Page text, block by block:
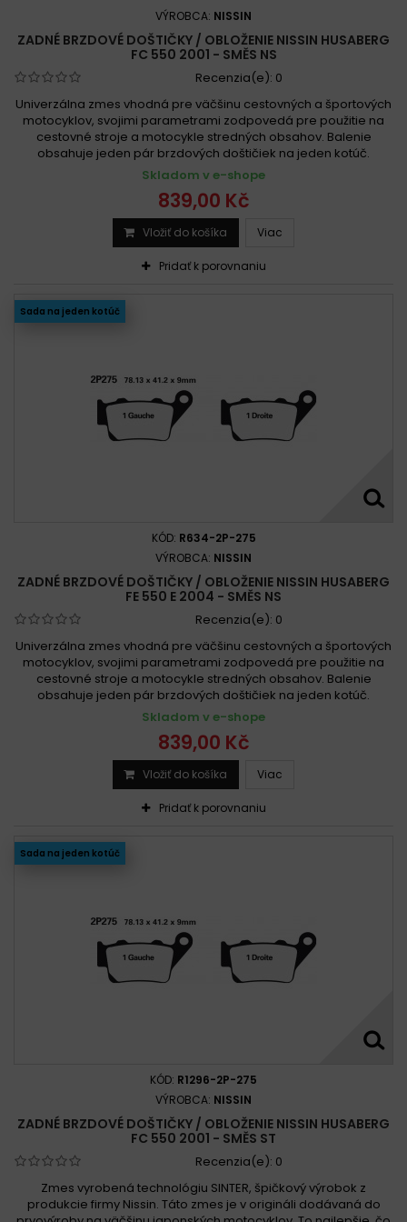
VÝROBCA: NISSIN
ZADNÉ BRZDOVÉ DOŠTIČKY / OBLOŽENIE NISSIN HUSABERG
FC 550 2001 - SMĚS NS
Recenzia(e): 0
Univerzálna zmes vhodná pre väčšinu cestovných a športových
motocyklov, svojimi parametrami zodpovedá pre použitie na
cestovné stroje a motocykle stredných obsahov. Balenie
obsahuje jeden pár brzdových doštičiek na jeden kotúč.
Skladom v e-shope
839,00 Kč
Vložiť do košíka Viac
Pridať k porovnaniu
Sada na jeden kotúč
KÓD: R634-2P-275
VÝROBCA: NISSIN
ZADNÉ BRZDOVÉ DOŠTIČKY / OBLOŽENIE NISSIN HUSABERG
FE 550 E 2004 - SMĚS NS
Recenzia(e): 0
Univerzálna zmes vhodná pre väčšinu cestovných a športových
motocyklov, svojimi parametrami zodpovedá pre použitie na
cestovné stroje a motocykle stredných obsahov. Balenie
obsahuje jeden pár brzdových doštičiek na jeden kotúč.
Skladom v e-shope
839,00 Kč
Vložiť do košíka Viac
Pridať k porovnaniu
Sada na jeden kotúč
KÓD: R1296-2P-275
VÝROBCA: NISSIN
ZADNÉ BRZDOVÉ DOŠTIČKY / OBLOŽENIE NISSIN HUSABERG
FC 550 2001 - SMĚS ST
Recenzia(e): 0
Zmes vyrobená technológiu SINTER, špičkový výrobok z
produkcie firmy Nissin. Táto zmes je v origináli dodávaná do